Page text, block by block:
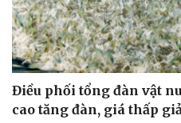
Điều phối tổng đàn vật
cao tăng đàn, giá thấp